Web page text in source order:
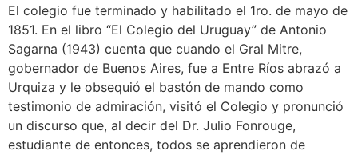
El colegio fue terminado y habilitado el 1ro. de mayo de
1851. En el libro “El Colegio del Uruguay” de Antonio
Sagarna (1943) cuenta que cuando el Gral Mitre,
gobernador de Buenos Aires, fue a Entre Ríos abrazó a
Urquiza y le obsequió el bastón de mando como
testimonio de admiración, visitó el Colegio y pronunció
un discurso que, al decir del Dr. Julio Fonrouge,
estudiante de entonces, todos se aprendieron de